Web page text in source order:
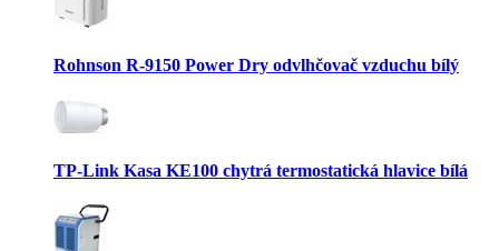
Rohnson R-9150 Power Dry odvlhčovač vzduchu bílý
TP-Link Kasa KE100 chytrá termostatická hlavice bílá